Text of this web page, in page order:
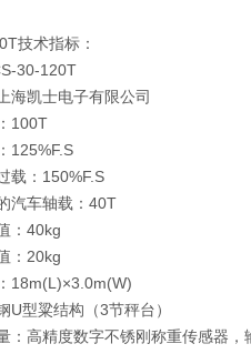
技术指标：
30-120T
海凯士电子有限公司
100T
125%F.S
载：150%F.S
汽车轴载：40T
：40kg
：20kg
18m(L)×3.0m(W)
U型粱结构（3节秤台）
：高精度数字不锈刚称重传感器